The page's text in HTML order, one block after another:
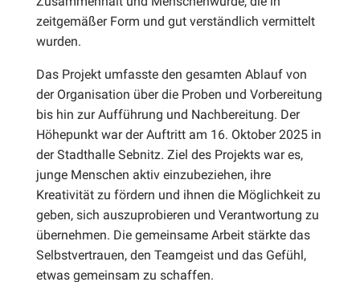
zeitgemäßer Form und gut verständlich vermittelt
wurden.
Das Projekt umfasste den gesamten Ablauf von
der Organisation über die Proben und Vorbereitung
bis hin zur Aufführung und Nachbereitung. Der
Höhepunkt war der Auftritt am 16. Oktober 2025 in
der Stadthalle Sebnitz. Ziel des Projekts war es,
junge Menschen aktiv einzubeziehen, ihre
Kreativität zu fördern und ihnen die Möglichkeit zu
geben, sich auszuprobieren und Verantwortung zu
übernehmen. Die gemeinsame Arbeit stärkte das
Selbstvertrauen, den Teamgeist und das Gefühl,
etwas gemeinsam zu schaffen.